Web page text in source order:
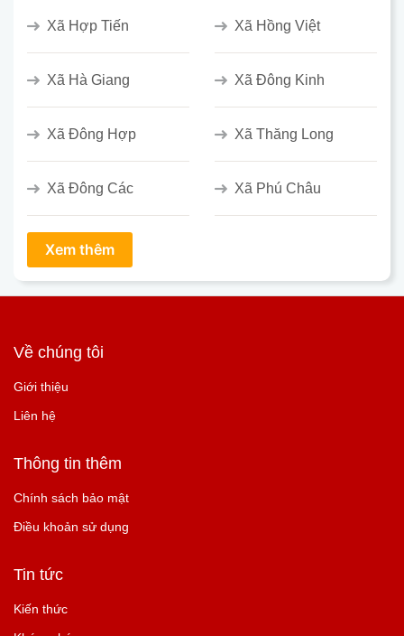
Xã Hợp Tiến Xã Hồng Việt
Xã Hà Giang Xã Đông Kinh
Xã Đông Hợp Xã Thăng Long
Xã Đông Các Xã Phú Châu
Về chúng tôi
Giới thiệu
Liên hệ
Thông tin thêm
Chính sách bảo mật
Điều khoản sử dụng
Tin tức
Kiến thức